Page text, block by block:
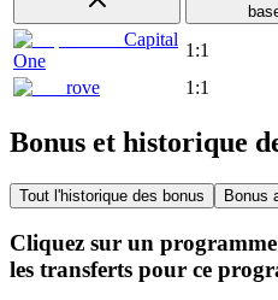
Capital
One
1:1
rove
1:1
Bonus et historique
Tout l'historique des bonus Bonus
Cliquez sur un
les transferts pour ce